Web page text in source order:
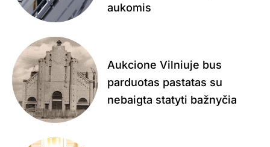
aukomis
Aukcione Vilniuje bus
parduotas pastatas su
nebaigta statyti bažnyčia